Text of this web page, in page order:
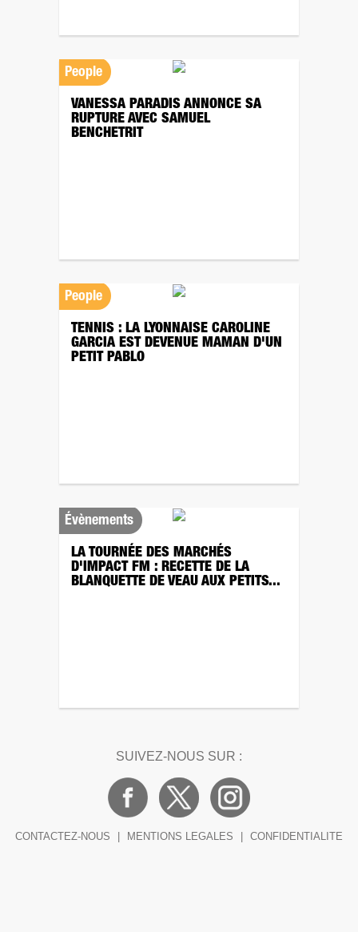
People
VANESSA PARADIS ANNONCE SA
RUPTURE AVEC SAMUEL
BENCHETRIT
People
TENNIS : LA LYONNAISE CAROLINE
GARCIA EST DEVENUE MAMAN D'UN
PETIT PABLO
Évènements
LA TOURNÉE DES MARCHÉS
D'IMPACT FM : RECETTE DE LA
BLANQUETTE DE VEAU AUX PETITS...
SUIVEZ-NOUS SUR :
CONTACTEZ-NOUS MENTIONS LEGALES CONFIDENTIALITE